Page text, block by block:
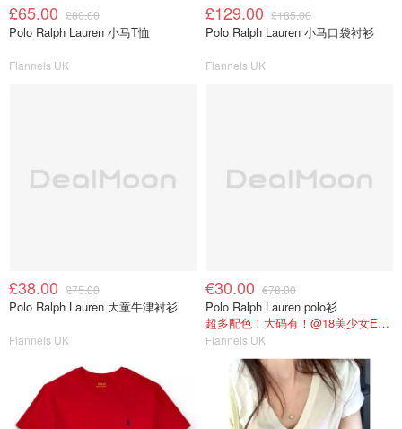
£65.00 £80.00
Polo Ralph Lauren 小马T恤
Flannels UK
£129.00 £185.00
Polo Ralph Lauren 小马口袋衬衫
Flannels UK
£38.00 £75.00
Polo Ralph Lauren 大童牛津衬衫
Flannels UK
€30.00 €78.00
Polo Ralph Lauren polo衫
超多配色！大码有！@18美少女Emma购物心得
Flannels UK